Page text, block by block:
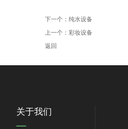
下一个： 纯水设备
上一个： 彩妆设备
返回
关于我们